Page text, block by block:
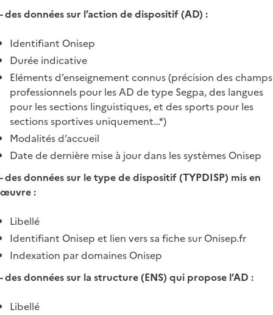
- des données sur l’action de dispositif (AD) :
Identifiant Onisep
Durée indicative
Eléments d’enseignement connus (précision des champs
professionnels pour les AD de type Segpa, des langues
pour les sections linguistiques, et des sports pour les
sections sportives uniquement…*)
Modalités d’accueil
Date de dernière mise à jour dans les systèmes Onisep
- des données sur le type de dispositif (TYPDISP) mis en
œuvre :
Libellé
Identifiant Onisep et lien vers sa fiche sur Onisep.fr
Indexation par domaines Onisep
- des données sur la structure (ENS) qui propose l’AD :
Libellé